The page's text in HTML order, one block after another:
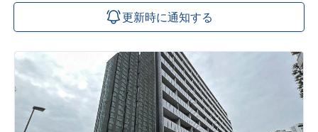
更新時に通知する